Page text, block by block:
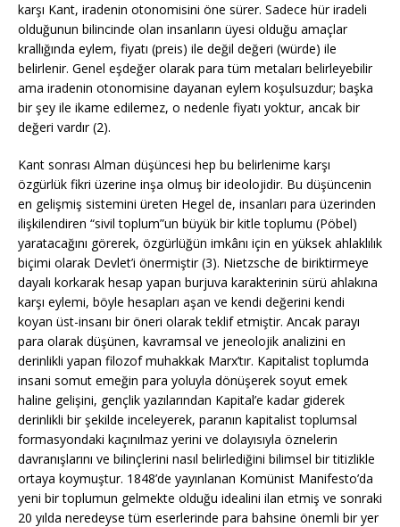
karşı Kant, iradenin otonomisini öne sürer. Sadece hür iradeli
olduğunun bilincinde olan insanların üyesi olduğu amaçlar
krallığında eylem, fiyatı (preis) ile değil değeri (würde) ile
belirlenir. Genel eşdeğer olarak para tüm metaları belirleyebilir
ama iradenin otonomisine dayanan eylem koşulsuzdur; başka
bir şey ile ikame edilemez, o nedenle fiyatı yoktur, ancak bir
değeri vardır (2).
Kant sonrası Alman düşüncesi hep bu belirlenime karşı
özgürlük fikri üzerine inşa olmuş bir ideolojidir. Bu düşüncenin
en gelişmiş sistemini üreten Hegel de, insanları para üzerinden
ilişkilendiren “sivil toplum”un büyük bir kitle toplumu (Pöbel)
yaratacağını görerek, özgürlüğün imkânı için en yüksek ahlaklılık
biçimi olarak Devlet’i önermiştir (3). Nietzsche de biriktirmeye
dayalı korkarak hesap yapan burjuva karakterinin sürü ahlakına
karşı eylemi, böyle hesapları aşan ve kendi değerini kendi
koyan üst-insanı bir öneri olarak teklif etmiştir. Ancak parayı
para olarak düşünen, kavramsal ve jeneolojik analizini en
derinlikli yapan filozof muhakkak Marx’tır. Kapitalist toplumda
insani somut emeğin para yoluyla dönüşerek soyut emek
haline gelişini, gençlik yazılarından Kapital’e kadar giderek
derinlikli bir şekilde inceleyerek, paranın kapitalist toplumsal
formasyondaki kaçınılmaz yerini ve dolayısıyla öznelerin
davranışlarını ve bilinçlerini nasıl belirlediğini bilimsel bir titizlikle
ortaya koymuştur. 1848’de yayınlanan Komünist Manifesto’da
yeni bir toplumun gelmekte olduğu idealini ilan etmiş ve sonraki
20 yılda neredeyse tüm eserlerinde para bahsine önemli bir yer